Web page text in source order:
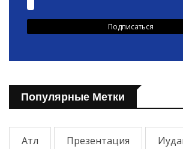
Популярные Метки
Атл Презентация